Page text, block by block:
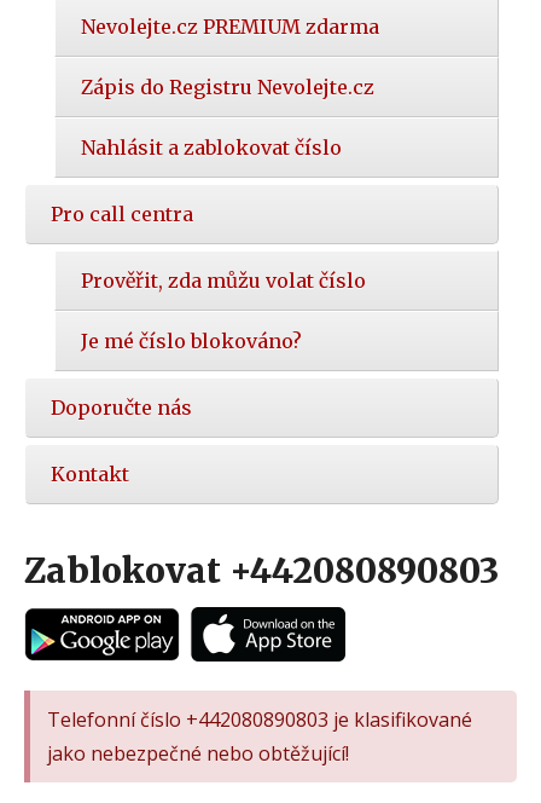
Nevolejte.cz PREMIUM zdarma
Zápis do Registru Nevolejte.cz
Nahlásit a zablokovat číslo
Pro call centra
Prověřit, zda můžu volat číslo
Je mé číslo blokováno?
Doporučte nás
Kontakt
Zablokovat +442080890803
Telefonní číslo +442080890803 je klasifikované
jako nebezpečné nebo obtěžující!